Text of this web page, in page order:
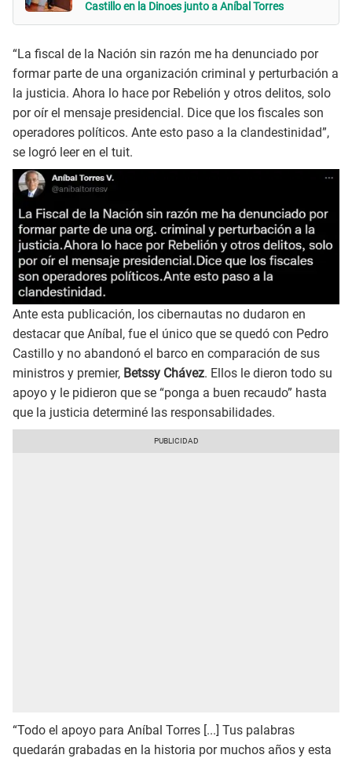
Castillo en la Dinoes junto a Aníbal Torres
“La fiscal de la Nación sin razón me ha denunciado por
formar parte de una organización criminal y perturbación a
la justicia. Ahora lo hace por Rebelión y otros delitos, solo
por oír el mensaje presidencial. Dice que los fiscales son
operadores políticos. Ante esto paso a la clandestinidad”,
se logró leer en el tuit.
Ante esta publicación, los cibernautas no dudaron en
destacar que Aníbal, fue el único que se quedó con Pedro
Castillo y no abandonó el barco en comparación de sus
ministros y premier, Betssy Chávez. Ellos le dieron todo su
apoyo y le pidieron que se “ponga a buen recaudo” hasta
que la justicia determiné las responsabilidades.
“Todo el apoyo para Aníbal Torres [...] Tus palabras
quedarán grabadas en la historia por muchos años y esta